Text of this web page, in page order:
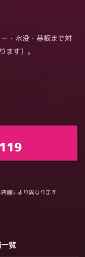
・水没・基板まで対
ます）。
舗により異なります
覧